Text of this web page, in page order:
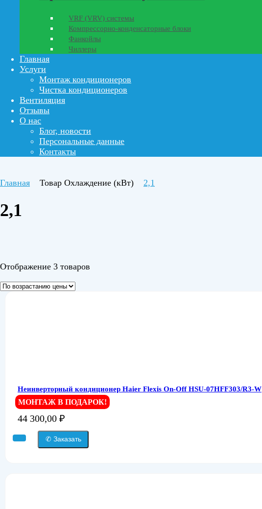
VRF (VRV) системы
Компрессорно-конденсаторные блоки
Фанкойлы
Чиллеры
Главная
Услуги
Монтаж кондиционеров
Чистка кондиционеров
Вентиляция
Отзывы
О нас
Блог, новости
Персональные данные
Контакты
Главная Товар Охлаждение (кВт) 2,1
2,1
Отображение 3 товаров
Неинверторный кондиционер Haier Flexis On-Off HSU-07HFF303/R3-W
МОНТАЖ В ПОДАРОК!
44 300,00 ₽
✆ Заказать